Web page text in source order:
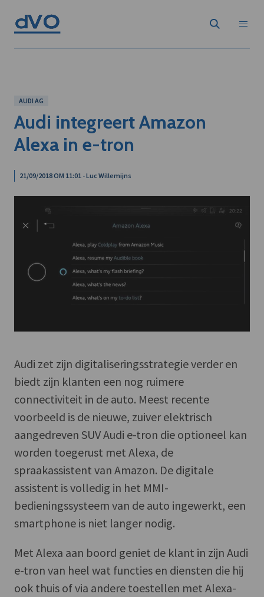
AUDI AG
Audi integreert Amazon
Alexa in e-tron
21/09/2018 OM 11:01 - Luc Willemijns
Audi zet zijn digitaliseringsstrategie verder en
biedt zijn klanten een nog ruimere
connectiviteit in de auto. Meest recente
voorbeeld is de nieuwe, zuiver elektrisch
aangedreven SUV Audi e-tron die optioneel kan
worden toegerust met Alexa, de
spraakassistent van Amazon. De digitale
assistent is volledig in het MMI-
bedieningssysteem van de auto ingewerkt, een
smartphone is niet langer nodig.
Met Alexa aan boord geniet de klant in zijn Audi
e-tron van heel wat functies en diensten die hij
ook thuis of via andere toestellen met Alexa-